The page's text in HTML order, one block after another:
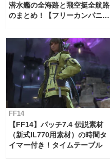
潜水艦の全海路と飛空挺全航路
のまとめ！【フリーカンパニ
FF14
【FF14】パッチ7.4 伝説素材
（新式IL770用素材）の時間タ
イマー付き！タイムテーブル